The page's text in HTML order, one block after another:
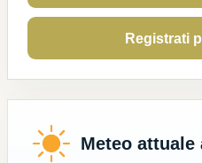
Registrati
Meteo